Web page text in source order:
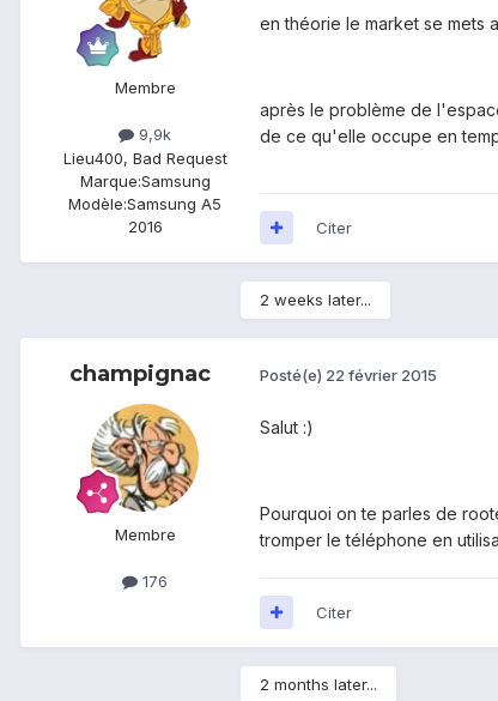
Membre
9,9k
Lieu400, Bad Request
Marque:Samsung
Modèle:Samsung A5
2016
en théorie le market se mets
après le problème de
de ce qu'elle occupe en
Citer
2 weeks later...
champignac
Membre
176
Posté(e) 22 février 2015
Salut :)
Pourquoi on te parles de
tromper le téléphone en
Citer
2 months later...